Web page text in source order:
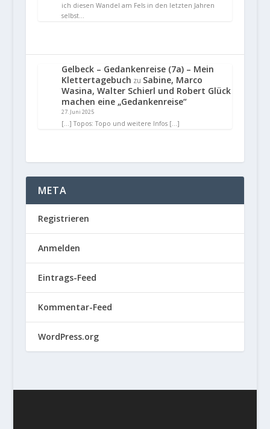
ich diesen Wandel am Fels in den letzten Jahren
selbst…
Gelbeck – Gedankenreise (7a) – Mein
Klettertagebuch zu Sabine, Marco
Wasina, Walter Schierl und Robert Glück
machen eine „Gedankenreise“
27. Juni 2025
[…] Topos: Topo und weitere Infos […]
META
Registrieren
Anmelden
Eintrags-Feed
Kommentar-Feed
WordPress.org